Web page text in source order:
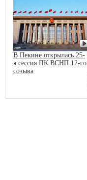
В Пекине открылась 25-
я сессия ПК ВСНП 12-го
созыва